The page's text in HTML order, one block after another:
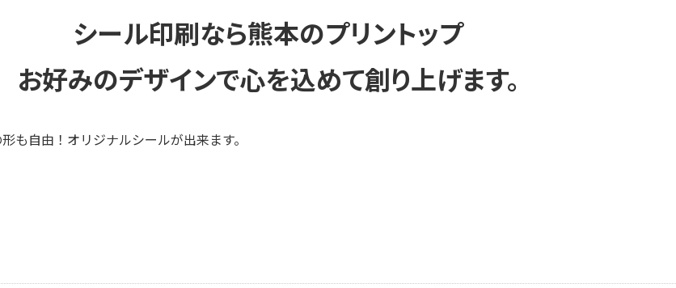
シール印刷なら熊本のプリントップ
お好みのデザインで心を込めて創り上げます。
も自由！オリジナルシールが出来ます。